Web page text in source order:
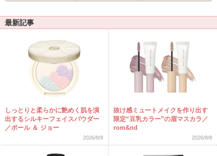
最新記事
しっとりと柔らかに艶めく肌を演
出するシルキーフェイスパウダー
／ポール ＆ ジョー
2026/8/9
抜け感ミュートメイクを作り出す
限定“豆乳カラー”の眉マスカラ／
rom&nd
2026/8/8